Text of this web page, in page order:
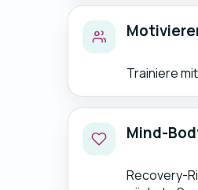
Trainiere
Mind-
Recovery-